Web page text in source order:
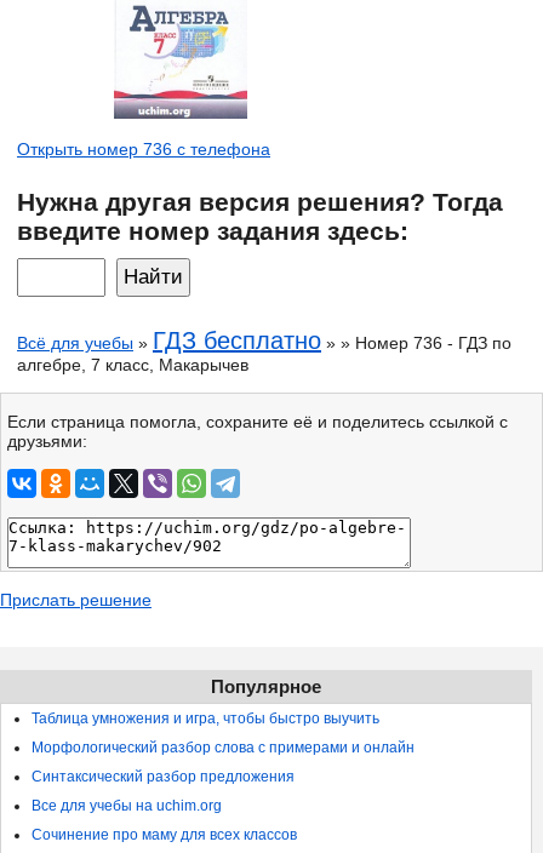
Открыть номер 736 с телефона
Нужна другая версия решения? Тогда
введите номер задания здесь:
Всё для учебы » ГДЗ бесплатно » » Номер 736 - ГДЗ по
алгебре, 7 класс, Макарычев
Если страница помогла, сохраните её и поделитесь ссылкой с
друзьями:
Прислать решение
Популярное
Таблица умножения и игра, чтобы быстро выучить
Морфологический разбор слова с примерами и онлайн
Синтаксический разбор предложения
Все для учебы на uchim.org
Сочинение про маму для всех классов